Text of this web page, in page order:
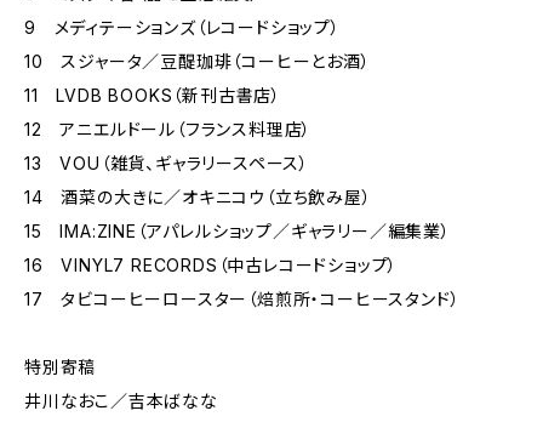
9 メディテーションズ（レコードショップ）
10 スジャータ／豆醍珈琲（コーヒーとお酒）
11 LVDB BOOKS（新刊古書店）
12 アニエルドール（フランス料理店）
13 VOU（雑貨、ギャラリースペース）
14 酒菜の大きに／オキニコウ（立ち飲み屋）
15 IMA:ZINE（アパレルショップ／ギャラリー／編集業）
16 VINYL7 RECORDS（中古レコードショップ）
17 タビコーヒーロースター（焙煎所・コーヒースタンド）
特別寄稿
井川なおこ／吉本ばなな